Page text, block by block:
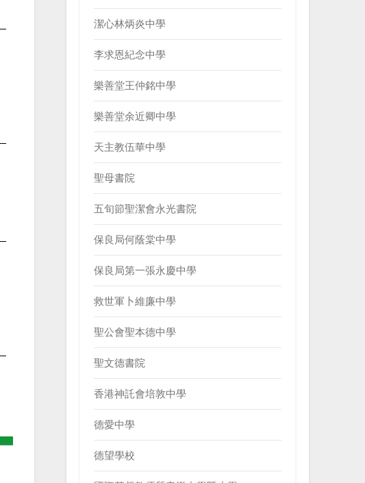
潔心林炳炎中學
李求恩紀念中學
樂善堂王仲銘中學
樂善堂余近卿中學
天主教伍華中學
聖母書院
五旬節聖潔會永光書院
保良局何蔭棠中學
保良局第一張永慶中學
救世軍卜維廉中學
聖公會聖本德中學
聖文德書院
香港神託會培敦中學
德愛中學
德望學校